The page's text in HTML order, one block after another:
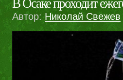
В Осаке проходит
Автор:Николай Свежев